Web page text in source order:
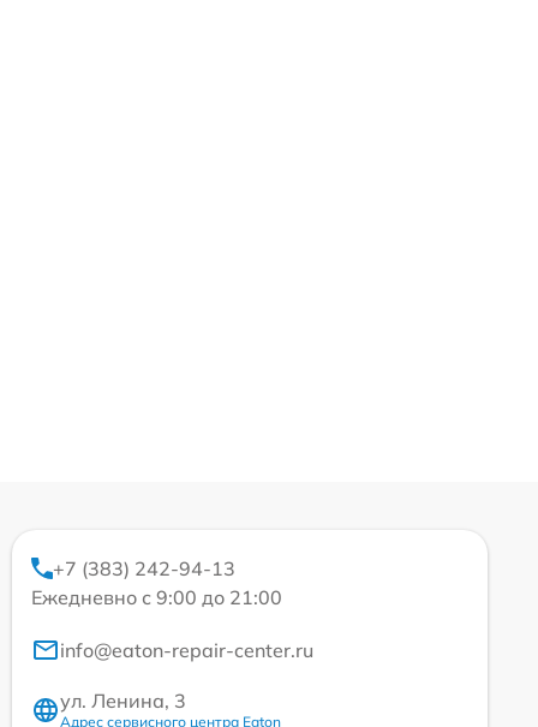
+7 (383) 242-94-13
Ежедневно с 9:00 до 21:00
info@eaton-repair-center.ru
ул. Ленина, 3
Адрес сервисного центра Eaton